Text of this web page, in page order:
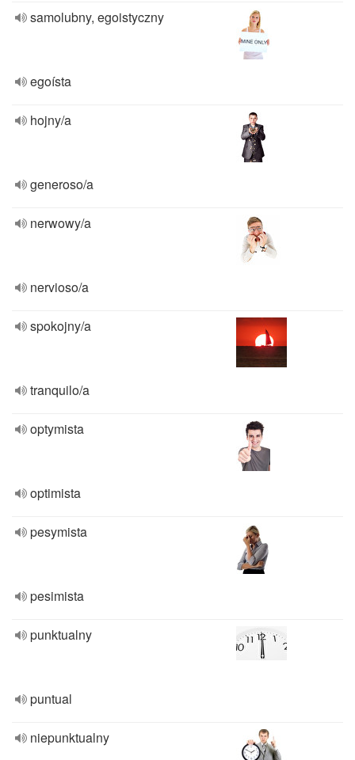
samolubny, egoistyczny
egoísta
hojny/a
generoso/a
nerwowy/a
nervioso/a
spokojny/a
tranquilo/a
optymista
optimista
pesymista
pesimista
punktualny
puntual
niepunktualny